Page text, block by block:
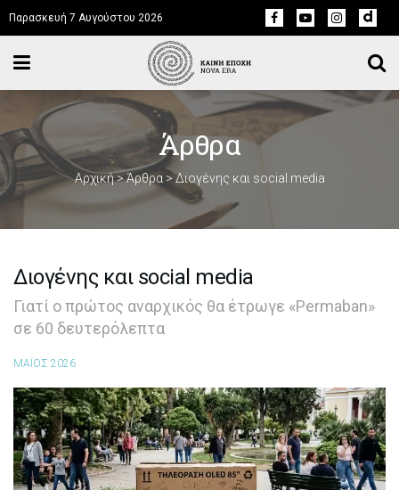
Παρασκευή 7 Αυγούστου 2026
Άρθρα
Αρχική>Άρθρα >Διογένης και social media
Διογένης και social media
Γιατί ο πρώτος αναρχικός θα έτρωγε «Permaban»
σε 60 δευτερόλεπτα
ΜΑΪΟΣ 2026